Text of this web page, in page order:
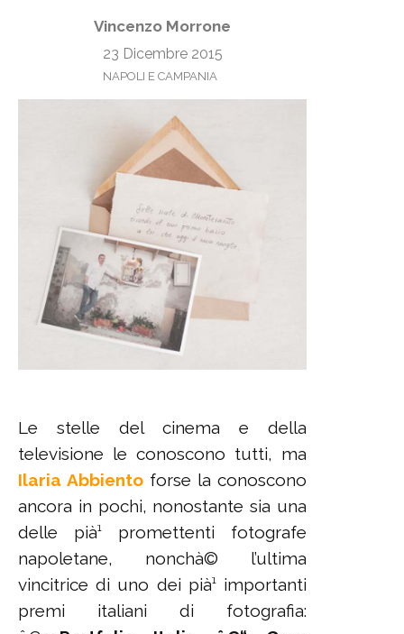
Vincenzo Morrone
23 Dicembre 2015
NAPOLI E CAMPANIA
Le stelle del cinema e della
televisione le conoscono tutti, ma
Ilaria Abbiento forse la conoscono
ancora in pochi, nonostante sia una
delle pià¹ promettenti fotografe
napoletane, nonchà© l’ultima
vincitrice di uno dei pià¹ importanti
premi italiani di fotografia: